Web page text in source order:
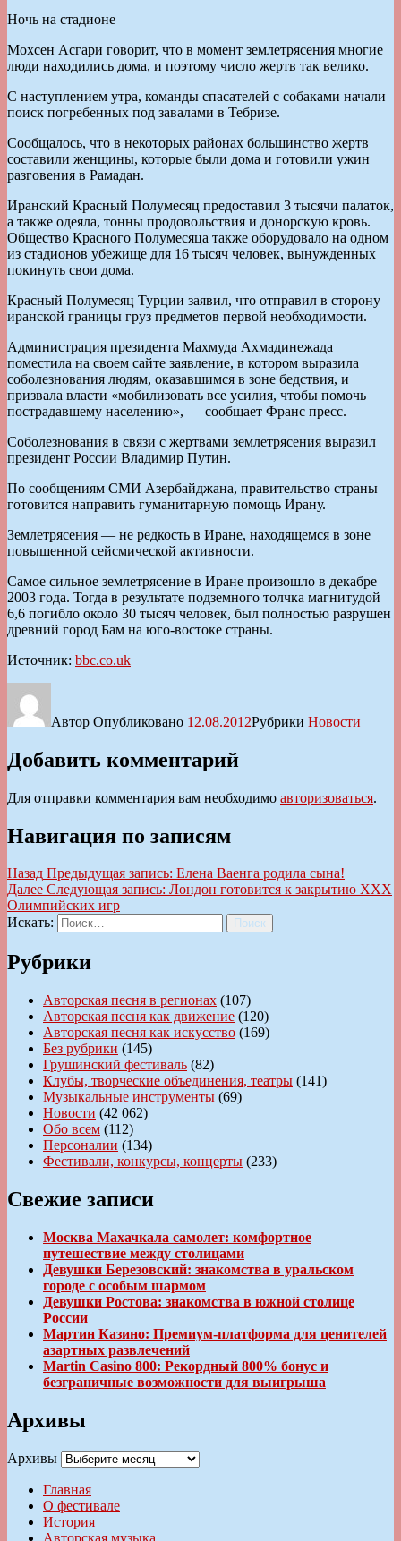
Ночь на стадионе
Мохсен Асгари говорит, что в момент землетрясения многие
люди находились дома, и поэтому число жертв так велико.
С наступлением утра, команды спасателей с собаками начали
поиск погребенных под завалами в Тебризе.
Сообщалось, что в некоторых районах большинство жертв
составили женщины, которые были дома и готовили ужин
разговения в Рамадан.
Иранский Красный Полумесяц предоставил 3 тысячи палаток,
а также одеяла, тонны продовольствия и донорскую кровь.
Общество Красного Полумесяца также оборудовало на одном
из стадионов убежище для 16 тысяч человек, вынужденных
покинуть свои дома.
Красный Полумесяц Турции заявил, что отправил в сторону
иранской границы груз предметов первой необходимости.
Администрация президента Махмуда Ахмадинежада
поместила на своем сайте заявление, в котором выразила
соболезнования людям, оказавшимся в зоне бедствия, и
призвала власти «мобилизовать все усилия, чтобы помочь
пострадавшему населению», — сообщает Франс пресс.
Соболезнования в связи с жертвами землетрясения выразил
президент России Владимир Путин.
По сообщениям СМИ Азербайджана, правительство страны
готовится направить гуманитарную помощь Ирану.
Землетрясения — не редкость в Иране, находящемся в зоне
повышенной сейсмической активности.
Самое сильное землетрясение в Иране произошло в декабре
2003 года. Тогда в результате подземного толчка магнитудой
6,6 погибло около 30 тысяч человек, был полностью разрушен
древний город Бам на юго-востоке страны.
Источник: bbc.co.uk
Автор Опубликовано 12.08.2012Рубрики Новости
Добавить комментарий
Для отправки комментария вам необходимо авторизоваться.
Навигация по записям
Назад Предыдущая запись: Елена Ваенга родила сына!
Далее Следующая запись: Лондон готовится к закрытию XXX
Олимпийских игр
Искать:
Поиск
Рубрики
Авторская песня в регионах (107)
Авторская песня как движение (120)
Авторская песня как искусство (169)
Без рубрики (145)
Грушинский фестиваль (82)
Клубы, творческие объединения, театры (141)
Музыкальные инструменты (69)
Новости (42 062)
Обо всем (112)
Персоналии (134)
Фестивали, конкурсы, концерты (233)
Свежие записи
Москва Махачкала самолет: комфортное
путешествие между столицами
Девушки Березовский: знакомства в уральском
городе с особым шармом
Девушки Ростова: знакомства в южной столице
России
Мартин Казино: Премиум-платформа для ценителей
азартных развлечений
Martin Casino 800: Рекордный 800% бонус и
безграничные возможности для выигрыша
Архивы
Архивы
Главная
О фестивале
История
Авторская музыка